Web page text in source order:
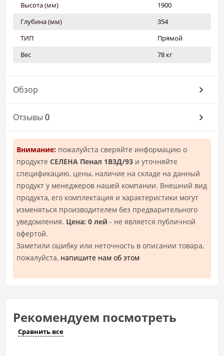
Высота (мм)
1900
Глубина (мм)
354
ТИП
Прямой
Вес
78 кг
Обзор
Отзывы 0
Внимание: пожалуйста сверяйте информацию о
продукте СЕЛЕНА Пенал 1В3Д/93 и уточняйте
спецификацию, цены, наличие на складе на данный
продукт у менеджеров нашей компании. Внешний вид
продукта, его комплектация и характеристики могут
изменяться производителем без предварительного
уведомления. Цена: 0 лей - не является публичной
офертой.
Заметили ошибку или неточность в описании товара,
пожалуйста, напишите нам об этом
Рекомендуем посмотреть
Сравнить все